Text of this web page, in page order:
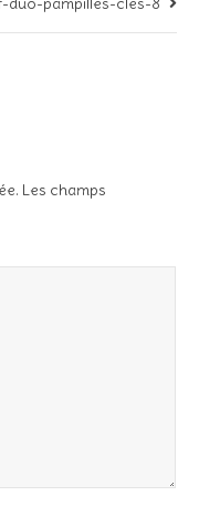
Les champs